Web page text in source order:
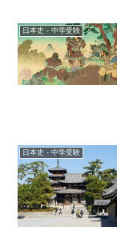
日本史 - 中学受験
日本史 - 中学受験